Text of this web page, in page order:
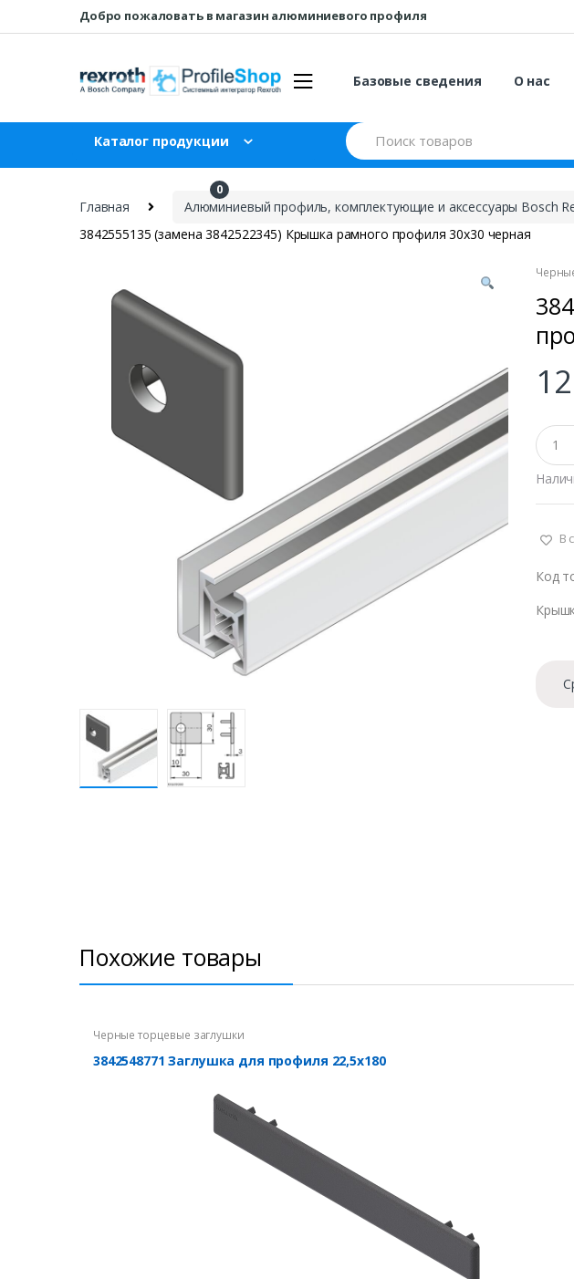
к
к
Добро пожаловать в магазин алюминиевого профиля
Базовые сведения О нас
Каталог продукции
Искать:
0
Главная Алюминиевый профиль, комплектующие и аксессуары Bosch
3842555135 (замена 3842522345) Крышка рамного профиля 30х30 черная
К
о
л
и
т
о
В
Код
Похожие товары
Черные торцевые заглушки
3842548771 Заглушка для профиля 22,5х180